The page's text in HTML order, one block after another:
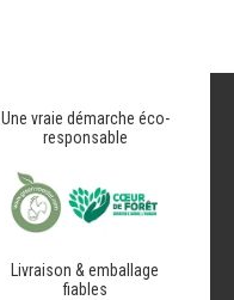
Une vraie démarche éco-
responsable
Livraison & emballage
fiables